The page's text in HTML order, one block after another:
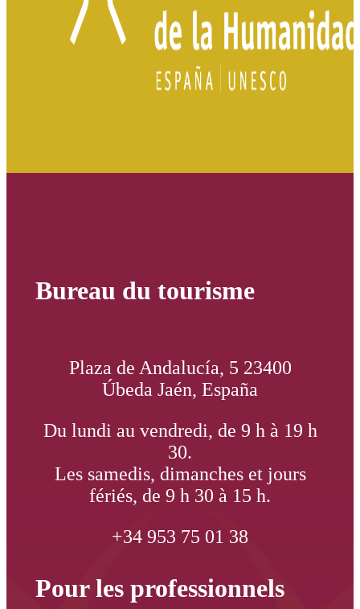
Bureau du tourisme
Plaza de Andalucía, 5 23400
Úbeda Jaén, España
Du lundi au vendredi, de 9 h à 19 h
30.
Les samedis, dimanches et jours
fériés, de 9 h 30 à 15 h.
+34 953 75 01 38
Pour les professionnels